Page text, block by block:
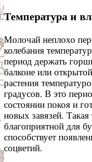
Температура и
Молочай неплохо
колебания
период держать
балконе или
растения
градусов. В это
состоянии покоя и
новых завязей. Такая
благоприятной для
способствует
соцветий.